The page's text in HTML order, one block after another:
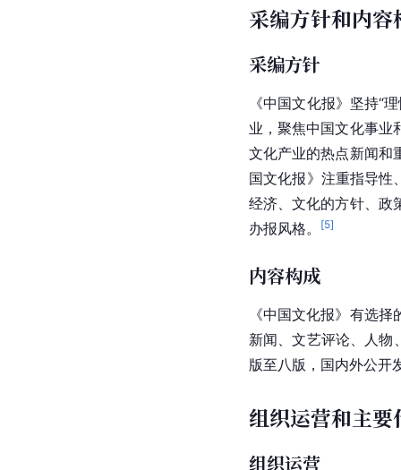
采编方针和内容
采编方针
《中国文化报》坚持“
业，聚焦中国文化事业
文化产业的热点新闻和
国文化报》注重指导性
经济、文化的方针、政
办报风格。
[5]
内容构成
《中国文化报》有选
新闻、文艺评论、人物
版至八版，国内外公开
组织运营和主要
组织运营